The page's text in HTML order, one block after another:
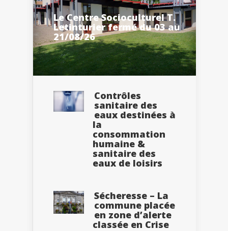
Le Centre Socioculturel T.
Letinturier fermé du 03 au
21/08/26
Contrôles
sanitaire des
eaux destinées à
la
consommation
humaine &
sanitaire des
eaux de loisirs
Sécheresse – La
commune placée
en zone d’alerte
classée en Crise